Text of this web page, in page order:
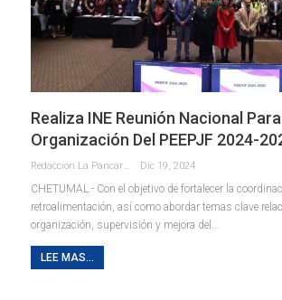
Realiza INE Reunión Nacional
Organización Del PEEPJF 2024-
Redaccion La Pancarta De Quintana Roo Dic 19, 2024
CHETUMAL.- Con el objetivo de fortalecer la
retroalimentación, así como abordar temas clave
organización, supervisión y mejora del …
LEE MAS...